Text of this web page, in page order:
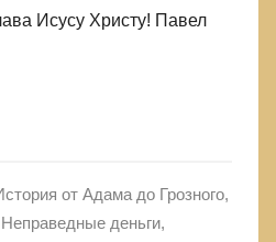
Исусу Христу! Павел
от Адама до Грозного,
Неправедные деньги,